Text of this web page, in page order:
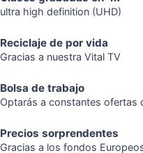
ultra high definition (UHD)
Reciclaje de por vida
Gracias a nuestra Vital TV
Bolsa de trabajo
Optarás a constantes ofertas
Precios sorprendentes
Gracias a los fondos